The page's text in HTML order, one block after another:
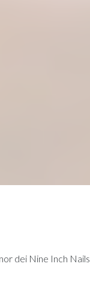
dei Nine Inch Nails